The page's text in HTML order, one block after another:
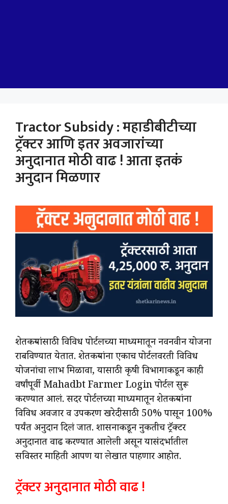
Tractor Subsidy : महाडीबीटीच्या
ट्रॅक्टर आणि इतर अवजारांच्या
अनुदानात मोठी वाढ ! आता इतकं
अनुदान मिळणार
शेतकऱ्यांसाठी विविध पोर्टलच्या माध्यमातून नवनवीन योजना
राबविण्यात येतात. शेतकऱ्यांना एकाच पोर्टलवरती विविध
योजनांचा लाभ मिळावा, यासाठी कृषी विभागाकडून काही
वर्षांपूर्वी Mahadbt Farmer Login पोर्टल सुरू
करण्यात आलं. सदर पोर्टलच्या माध्यमातून शेतकऱ्यांना
विविध अवजार व उपकरण खरेदीसाठी 50% पासून 100%
पर्यंत अनुदान दिलं जात. शासनाकडून नुकतीच ट्रॅक्टर
अनुदानात वाढ करण्यात आलेली असून यासंदर्भातील
सविस्तर माहिती आपण या लेखात पाहणार आहोत.
ट्रॅक्टर अनुदानात मोठी वाढ !